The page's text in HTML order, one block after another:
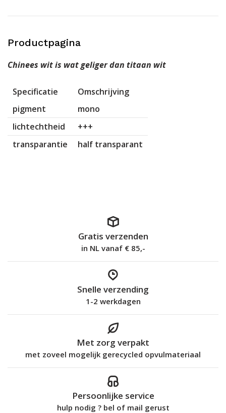
Productpagina
Chinees wit is wat geliger dan titaan wit
Specificatie
Omschrijving
pigment
mono
lichtechtheid
+++
transparantie
half transparant
Gratis verzenden
in NL vanaf € 85,-
Snelle verzending
1-2 werkdagen
Met zorg verpakt
met zoveel mogelijk gerecycled opvulmateriaal
Persoonlijke service
hulp nodig ? bel of mail gerust